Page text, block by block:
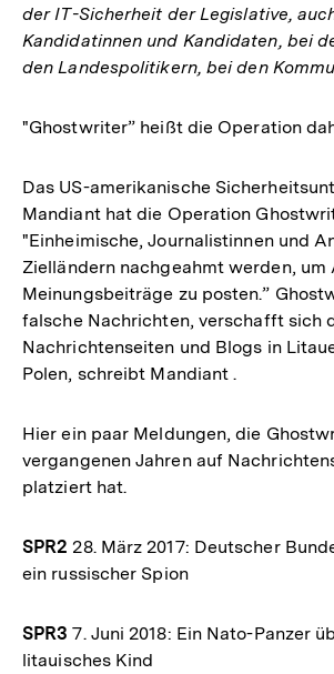
der IT-Sicherheit der Legislative,
Kandidatinnen und Kandidaten, bei
den Landespolitikern, bei den
"Ghostwriter” heißt die Operation
Das US-amerikanische
Mandiant hat die Operation
"Einheimische, Journalistinnen und
Zielländern nachgeahmt werden, um
Meinungsbeiträge zu posten.”
falsche Nachrichten, verschafft sich
Nachrichtenseiten und Blogs in
Polen, schreibt Mandiant .
Hier ein paar Meldungen, die
vergangenen Jahren auf
platziert hat.
SPR2 28. März 2017: Deutscher
ein russischer Spion
SPR3 7. Juni 2018: Ein Nato-Panzer
litauisches Kind